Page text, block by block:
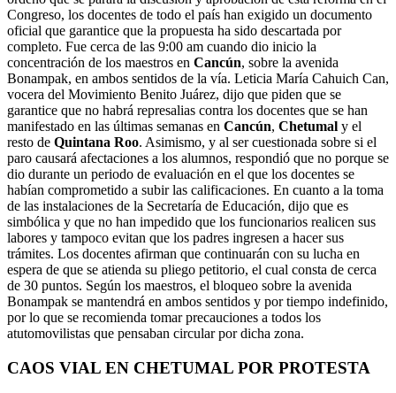
Congreso, los docentes de todo el país han exigido un documento
oficial que garantice que la propuesta ha sido descartada por
completo. Fue cerca de las 9:00 am cuando dio inicio la
concentración de los maestros en Cancún, sobre la avenida
Bonampak, en ambos sentidos de la vía. Leticia María Cahuich Can,
vocera del Movimiento Benito Juárez, dijo que piden que se
garantice que no habrá represalias contra los docentes que se han
manifestado en las últimas semanas en Cancún, Chetumal y el
resto de Quintana Roo. Asimismo, y al ser cuestionada sobre si el
paro causará afectaciones a los alumnos, respondió que no porque se
dio durante un periodo de evaluación en el que los docentes se
habían comprometido a subir las calificaciones. En cuanto a la toma
de las instalaciones de la Secretaría de Educación, dijo que es
simbólica y que no han impedido que los funcionarios realicen sus
labores y tampoco evitan que los padres ingresen a hacer sus
trámites. Los docentes afirman que continuarán con su lucha en
espera de que se atienda su pliego petitorio, el cual consta de cerca
de 30 puntos. Según los maestros, el bloqueo sobre la avenida
Bonampak se mantendrá en ambos sentidos y por tiempo indefinido,
por lo que se recomienda tomar precauciones a todos los
atutomovilistas que pensaban circular por dicha zona.
CAOS VIAL EN CHETUMAL POR PROTESTA